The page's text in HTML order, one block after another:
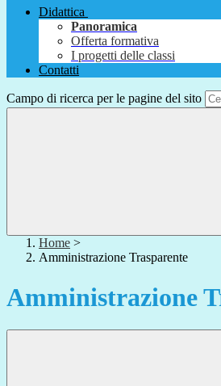
Didattica
Panoramica
Offerta formativa
I progetti delle classi
Contatti
Campo di ricerca per le pagine del sito
Home >
Amministrazione Trasparente
Amministrazione